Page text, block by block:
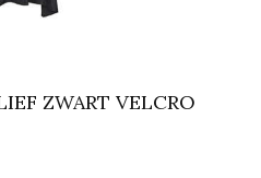
ZWART VELCRO